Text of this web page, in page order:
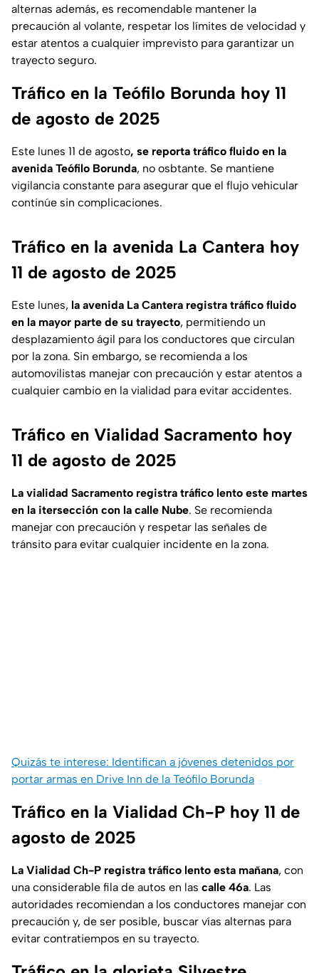
alternas además, es recomendable mantener la
precaución al volante, respetar los límites de velocidad y
estar atentos a cualquier imprevisto para garantizar un
trayecto seguro.
Tráfico en la Teófilo Borunda hoy 11
de agosto de 2025
Este lunes 11 de agosto, se reporta tráfico fluido en la
avenida Teófilo Borunda, no osbtante. Se mantiene
vigilancia constante para asegurar que el flujo vehicular
continúe sin complicaciones.
Tráfico en la avenida La Cantera hoy
11 de agosto de 2025
Este lunes, la avenida La Cantera registra tráfico fluido
en la mayor parte de su trayecto, permitiendo un
desplazamiento ágil para los conductores que circulan
por la zona. Sin embargo, se recomienda a los
automovilistas manejar con precaución y estar atentos a
cualquier cambio en la vialidad para evitar accidentes.
Tráfico en Vialidad Sacramento hoy
11 de agosto de 2025
La vialidad Sacramento registra tráfico lento este martes
en la itersección con la calle Nube. Se recomienda
manejar con precaución y respetar las señales de
tránsito para evitar cualquier incidente en la zona.
Quizás te interese: Identifican a jóvenes detenidos por
portar armas en Drive Inn de la Teófilo Borunda
Tráfico en la Vialidad Ch-P hoy 11 de
agosto de 2025
La Vialidad Ch-P registra tráfico lento esta mañana, con
una considerable fila de autos en las calle 46a. Las
autoridades recomiendan a los conductores manejar con
precaución y, de ser posible, buscar vías alternas para
evitar contratiempos en su trayecto.